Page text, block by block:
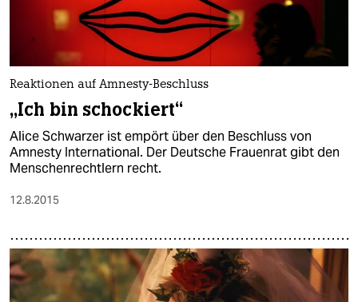
Reaktionen auf Amnesty-Beschluss
„Ich bin schockiert“
Alice Schwarzer ist empört über den Beschluss von
Amnesty International. Der Deutsche Frauenrat gibt den
Menschenrechtlern recht.
12.8.2015